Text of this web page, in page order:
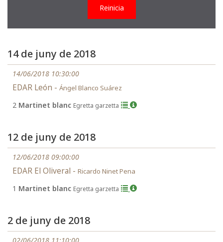
Reinicia
14 de juny de 2018
14/06/2018 10:30:00
EDAR León - Ángel Blanco Suárez
2 Martinet blanc Egretta garzetta
12 de juny de 2018
12/06/2018 09:00:00
EDAR El Oliveral - Ricardo Ninet Pena
1 Martinet blanc Egretta garzetta
2 de juny de 2018